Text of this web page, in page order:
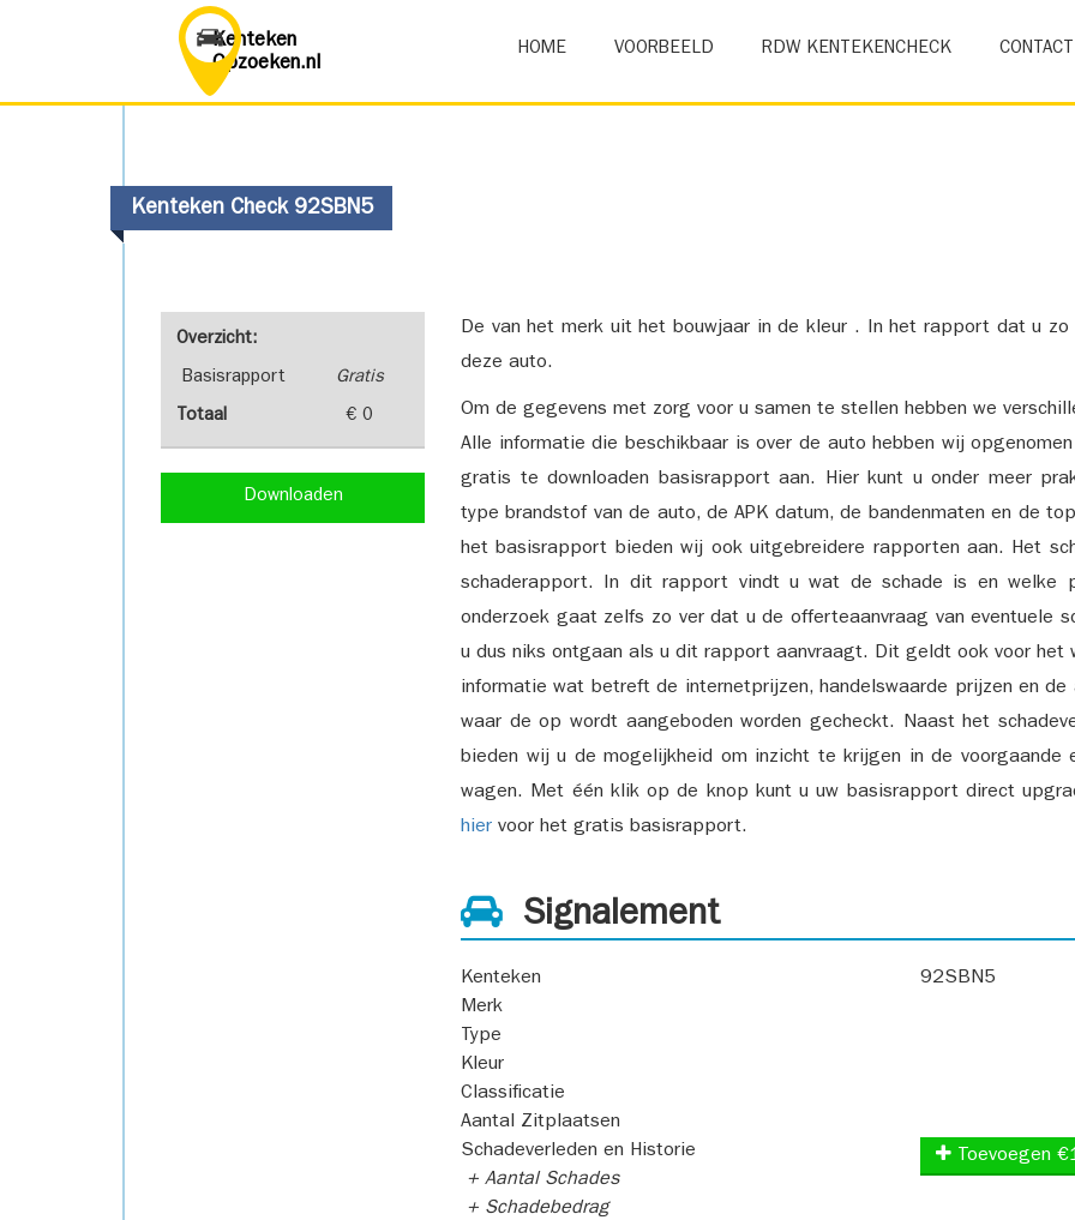
Kenteken
Opzoeken.nl
HOME VOORBEELD RDW KENTEKENCHECK CONTACT
Kenteken Check 92SBN5
Overzicht:
Basisrapport Gratis
Totaal € 0
Downloaden
De van het merk uit het bouwjaar in de kleur . In het rapport dat u
deze auto.
Om de gegevens met zorg voor u samen te stellen hebben we
Alle informatie die beschikbaar is over de auto hebben wij
gratis te downloaden basisrapport aan. Hier kunt u onder meer
type brandstof van de auto, de APK datum, de bandenmaten en de
het basisrapport bieden wij ook uitgebreidere rapporten aan. Het
schaderapport. In dit rapport vindt u wat de schade is en welke
onderzoek gaat zelfs zo ver dat u de offerteaanvraag van eventuele
u dus niks ontgaan als u dit rapport aanvraagt. Dit geldt ook voor
informatie wat betreft de internetprijzen, handelswaarde prijzen en
waar de op wordt aangeboden worden gecheckt. Naast het
bieden wij u de mogelijkheid om inzicht te krijgen in de voorgaande
wagen. Met één klik op de knop kunt u uw basisrapport direct
hier voor het gratis basisrapport.
Signalement
Kenteken
92SBN5
Merk
Type
Kleur
Classificatie
Aantal Zitplaatsen
Schadeverleden en Historie
+ Aantal Schades
+ Schadebedrag
Toevoegen